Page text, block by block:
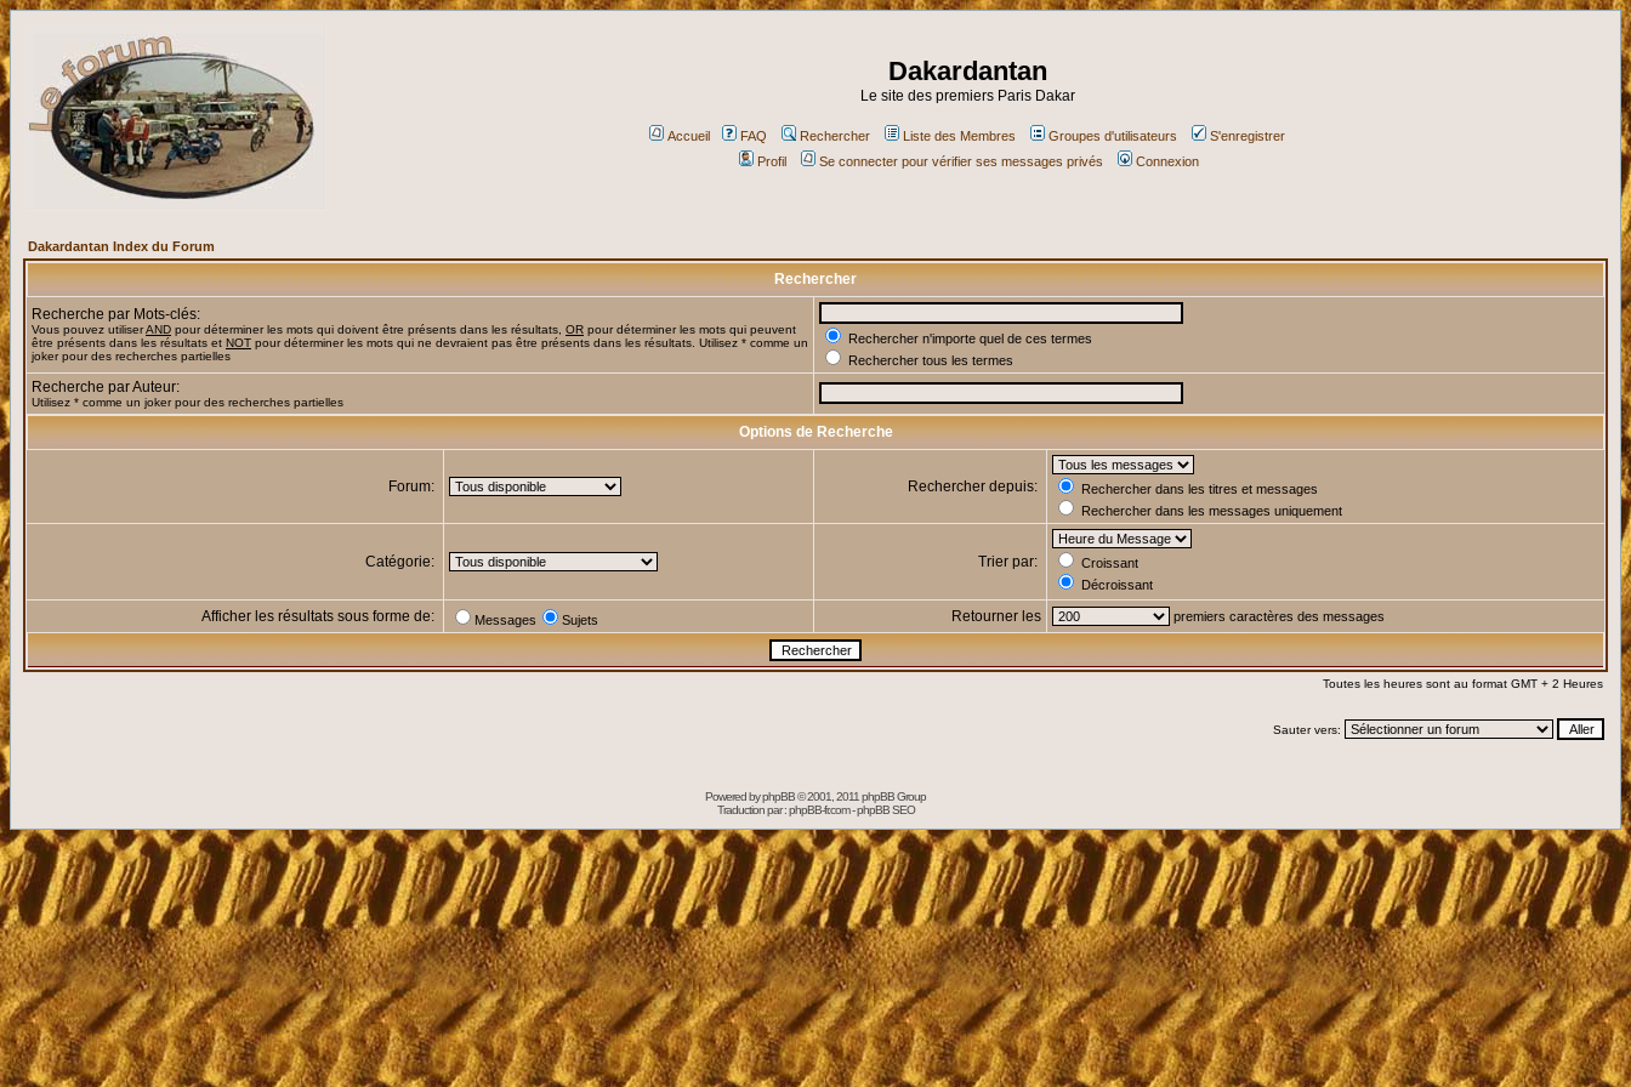
Dakardantan
Le site des premiers Paris Dakar
Accueil FAQ Rechercher Liste des Membres Groupes d'utilisateurs
S'enregistrer
Profil
Se connecter pour vérifier ses messages privés Connexion
Dakardantan Index du Forum
Rechercher
Recherche par Mots-clés:
Vous pouvez utiliserAND pour déterminer les mots qui doivent être présents dans les résultats, OR pour déterminer les mots qui peuvent
être présents dans les résultats et NOT pour déterminer les mots qui ne devraient pas être présents dans les résultats. Utilisez * comme un
joker pour des recherches partielles
Rechercher n'importe quel de ces termes
Rechercher tous les termes
Recherche par Auteur:
Utilisez * comme un joker pour des recherches partielles
Options de Recherche
Forum: Rechercher depuis:
Rechercher dans les titres et messages
Rechercher dans les messages uniquement
Catégorie: Trier par:
Croissant
Décroissant
Afficher les résultats sous forme de: Messages Sujets Retourner les premiers caractères des messages
Toutes les heures sont au format GMT + 2 Heures
Sauter vers:
Powered byphpBB© 2001, 2011 phpBB Group
Traduction par :phpBB-fr.com-phpBB SEO